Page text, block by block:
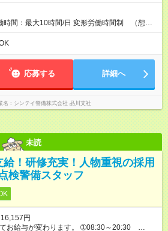
時間：最大10時間/日 変形労働時間制 （想定
～20:00（休憩時
～08:00（休憩時間120分）
応募する 詳細へ
名 シンテイ警備株式会社 品川支社
未読
！研修充実！人物重視の採用
検警備スタッフ
円
お給与が変わります。 ➀08:30～20:30